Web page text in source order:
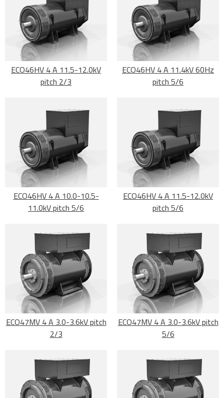
ECO46HV 4 A 11.5-12.0kV
pitch 2/3
ECO46HV 4 A 11.4kV 60Hz
pitch 5/6
ECO46HV 4 A 10.0-10.5-
11.0kV pitch 5/6
ECO46HV 4 A 11.5-12.0kV
pitch 5/6
ECO47MV 4 A 3.0-3.6kV pitch
2/3
ECO47MV 4 A 3.0-3.6kV pitch
5/6